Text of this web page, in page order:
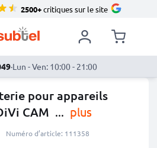
2500+critiques sur le site
·Lun - Ven: 10:00 - 21:00
pour appareils
CAM ... plus
Numéro d’article: 111358